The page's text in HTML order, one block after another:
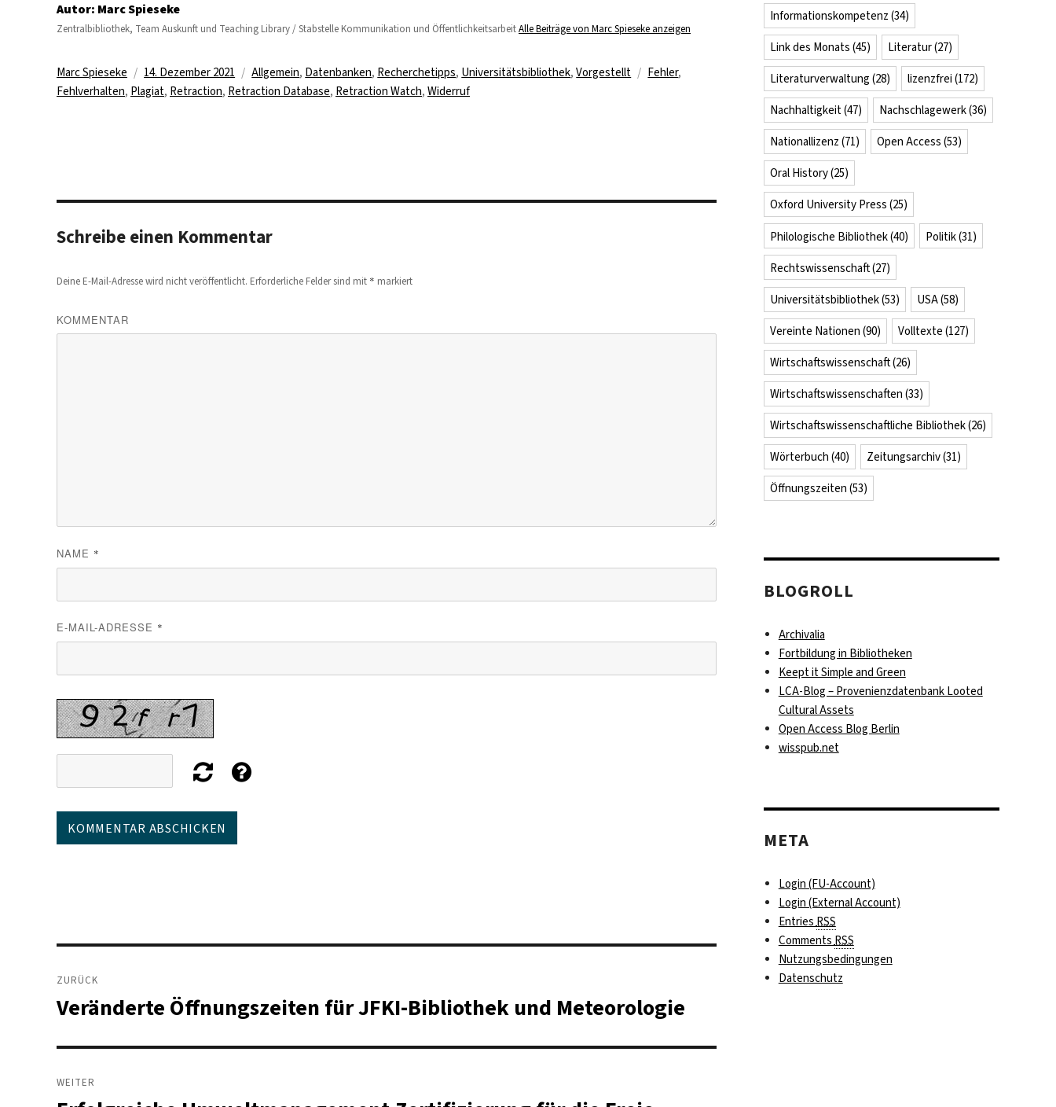
Autor: Marc Spieseke
Zentralbibliothek, Team Auskunft und Teaching Library / Stabstelle Kommunikation und ÖffentlichkeitsarbeitAlle Beiträge von Marc Spieseke anzeigen
Autor
Marc Spieseke
Veröffentlicht
am
14. Dezember 2021 Kategorien
Allgemein, Datenbanken, Recherchetipps, Universitätsbibliothek,Vorgestellt Schlagwörter
Fehler,
Fehlverhalten, Plagiat, Retraction, Retraction Database, Retraction Watch, Widerruf
Schreibe einen Kommentar
Deine E-Mail-Adresse wird nicht veröffentlicht. Erforderliche Felder sind mit * markiert
KOMMENTAR
NAME *
E-MAIL-ADRESSE *
Beitragsnavigation
ZURÜCK
Vorheriger
Veränderte Öffnungszeiten für JFKI-Bibliothek und Meteorologie
WEITER
Informationskompetenz (34)
Link des Monats (45) Literatur(27)
Literaturverwaltung (28) lizenzfrei (172)
Nachhaltigkeit(47) Nachschlagewerk(36)
Nationallizenz (71) Open Access (53)
Oral History(25)
Oxford University Press (25)
Philologische Bibliothek(40) Politik(31)
Rechtswissenschaft(27)
Universitätsbibliothek(53) USA(58)
Vereinte Nationen (90) Volltexte (127)
Wirtschaftswissenschaft(26)
Wirtschaftswissenschaften (33)
Wirtschaftswissenschaftliche Bibliothek(26)
Wörterbuch (40) Zeitungsarchiv(31)
Öffnungszeiten (53)
BLOGROLL
Archivalia
Fortbildung in Bibliotheken
Keept it Simple and Green
LCA-Blog – Provenienzdatenbank Looted
Cultural Assets
Open Access Blog Berlin
wisspub.net
META
Login (FU-Account)
Login (External Account)
EntriesRSS
CommentsRSS
Nutzungsbedingungen
Datenschutz